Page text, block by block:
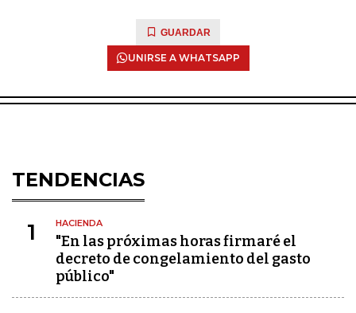
GUARDAR
UNIRSE A WHATSAPP
TENDENCIAS
1 HACIENDA
"En las próximas horas firmaré el
decreto de congelamiento del gasto
público"